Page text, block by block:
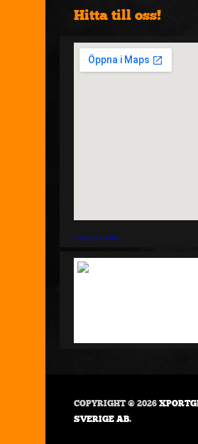
Hitta till oss!
Visa större karta
COPYRIGHT © 2026
SVERIGE AB.